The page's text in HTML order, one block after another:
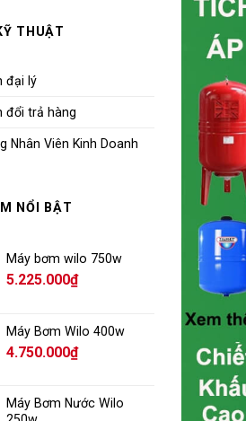
THUẬT
đại lý
đổi trả hàng
Nhân Viên Kinh Doanh
NỔI BẬT
Máy bơm wilo 750w
5.225.000₫
Máy Bơm Wilo 400w
4.750.000₫
Máy Bơm Nước Wilo